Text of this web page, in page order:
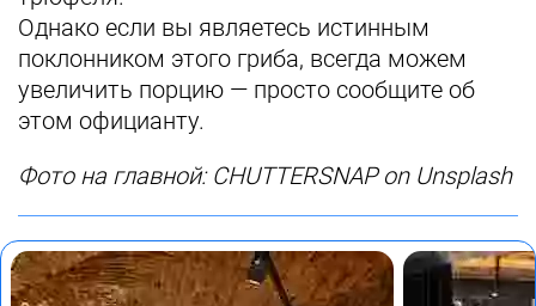
Однако если вы являетесь истинным
поклонником этого гриба, всегда можем
увеличить порцию — просто сообщите об
этом официанту.
Фото на главной: CHUTTERSNAP on Unsplash